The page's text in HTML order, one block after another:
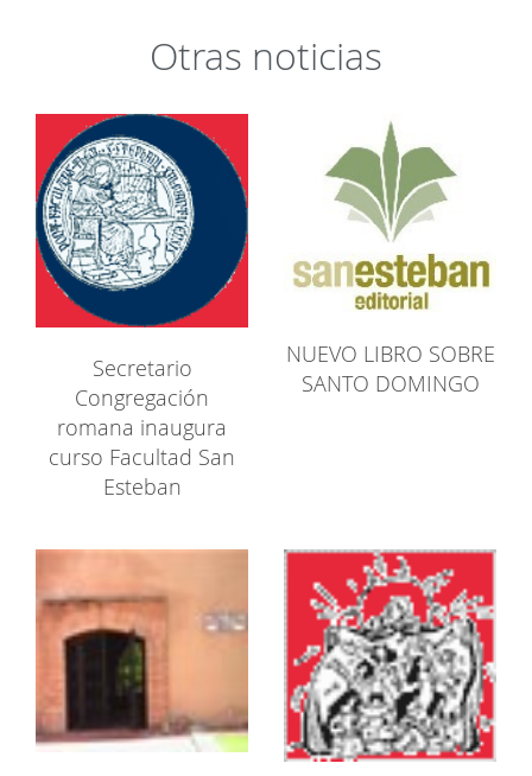
Otras noticias
Secretario
Congregación
romana inaugura
curso Facultad San
Esteban
NUEVO LIBRO SOBRE
SANTO DOMINGO